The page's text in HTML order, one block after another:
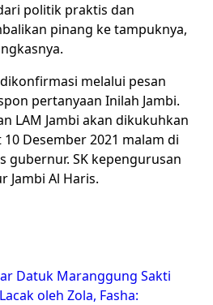
politik praktis dan
pinang ke tampuknya,
melalui pesan
pertanyaan Inilah Jambi.
LAM Jambi akan dikukuhkan
Desember 2021 malam di
SK kepengurusan
Jambi Al Haris.
Datuk Maranggung Sakti
oleh Zola, Fasha: